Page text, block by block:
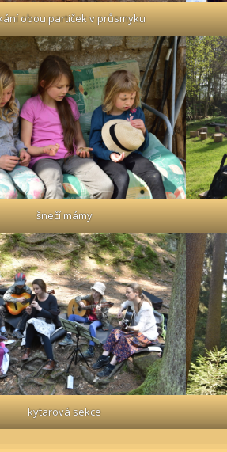
obou partiček v průsmyku
šnečí mámy
kytarová sekce